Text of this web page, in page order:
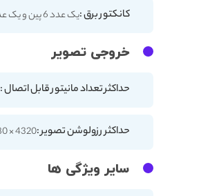
کانکتور برق :یک عدد 6 پین و یک عدد 8 پین
خروجی تصویر
حداکثر تعداد مانیتور قابل اتصال :
حداکثر رزولوشن تصویر :4320 × 7680
سایر ویژگی ها